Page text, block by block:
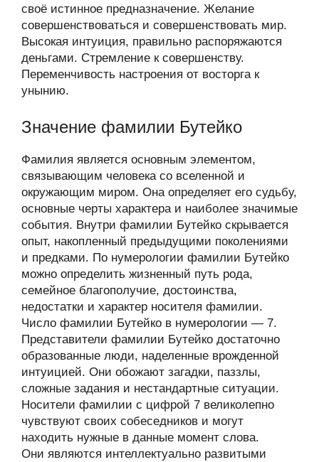
своё истинное предназначение. Желание
совершенствоваться и совершенствовать мир.
Высокая интуиция, правильно распоряжаются
деньгами. Стремление к совершенству.
Переменчивость настроения от восторга к
унынию.
Значение фамилии Бутейко
Фамилия является основным элементом,
связывающим человека со вселенной и
окружающим миром. Она определяет его судьбу,
основные черты характера и наиболее значимые
события. Внутри фамилии Бутейко скрывается
опыт, накопленный предыдущими поколениями
и предками. По нумерологии фамилии Бутейко
можно определить жизненный путь рода,
семейное благополучие, достоинства,
недостатки и характер носителя фамилии.
Число фамилии Бутейко в нумерологии — 7.
Представители фамилии Бутейко достаточно
образованные люди, наделенные врожденной
интуицией. Они обожают загадки, паззлы,
сложные задания и нестандартные ситуации.
Носители фамилии с цифрой 7 великолепно
чувствуют своих собеседников и могут
находить нужные в данные момент слова.
Они являются интеллектуально развитыми